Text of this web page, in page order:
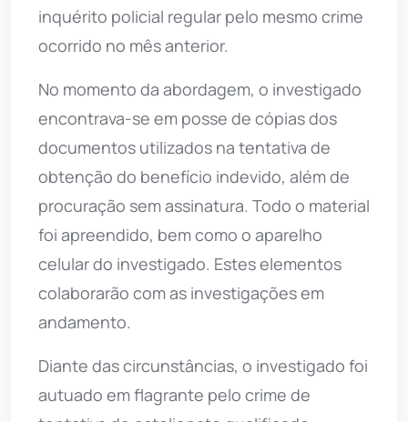
inquérito policial regular pelo mesmo crime
ocorrido no mês anterior.
No momento da abordagem, o investigado
encontrava-se em posse de cópias dos
documentos utilizados na tentativa de
obtenção do benefício indevido, além de
procuração sem assinatura. Todo o material
foi apreendido, bem como o aparelho
celular do investigado. Estes elementos
colaborarão com as investigações em
andamento.
Diante das circunstâncias, o investigado foi
autuado em flagrante pelo crime de